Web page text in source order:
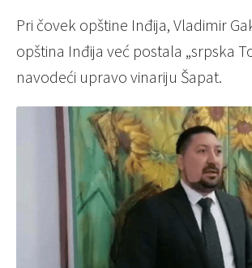
Pri čovek opštine Inđija, Vladimir
opština Inđija već postala „srpska
navodeći upravo vinariju Šapat.